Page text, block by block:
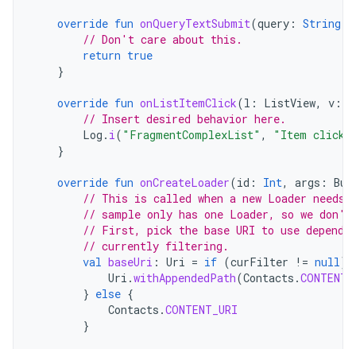
override fun onQueryTextSubmit(query : String
// Don't care about this.
return true
}
override fun onListItemClick(l : ListView, v :
// Insert desired behavior here.
Log . i( "FragmentComplexList" ,
"Item
}
override fun onCreateLoader(id : Int, args :
// This is called when a new Loader
// sample only has one Loader, so we
// First, pick the base URI to use
// currently filtering.
val baseUri : Uri = if (curFilter != null)
Uri .withAppendedPath(Contacts .
} else {
Contacts .CONTENT_URI
}